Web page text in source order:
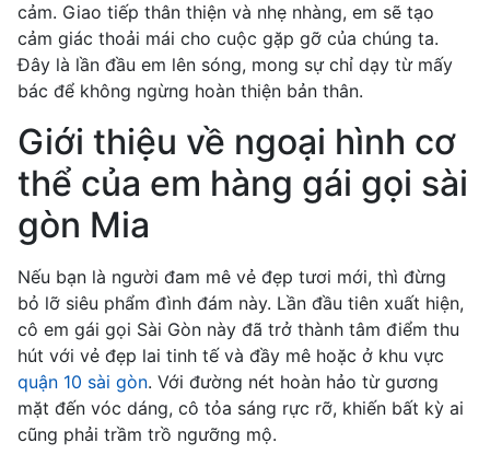
cảm. Giao tiếp thân thiện và nhẹ nhàng, em sẽ tạo
cảm giác thoải mái cho cuộc gặp gỡ của chúng ta.
Đây là lần đầu em lên sóng, mong sự chỉ dạy từ mấy
bác để không ngừng hoàn thiện bản thân.
Giới thiệu về ngoại hình cơ
thể của em hàng gái gọi sài
gòn Mia
Nếu bạn là người đam mê vẻ đẹp tươi mới, thì đừng
bỏ lỡ siêu phẩm đình đám này. Lần đầu tiên xuất hiện,
cô em gái gọi Sài Gòn này đã trở thành tâm điểm thu
hút với vẻ đẹp lai tinh tế và đầy mê hoặc ở khu vực
quận 10 sài gòn. Với đường nét hoàn hảo từ gương
mặt đến vóc dáng, cô tỏa sáng rực rỡ, khiến bất kỳ ai
cũng phải trầm trồ ngưỡng mộ.